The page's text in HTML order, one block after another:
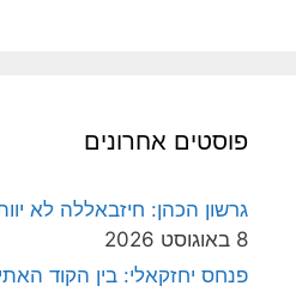
פוסטים אחרונים
גרשון הכהן: חיזבאללה לא
8 באוגוסט 2026
פנחס יחזקאלי: בין הקוד